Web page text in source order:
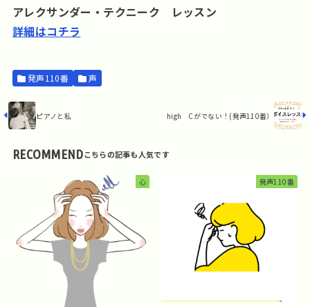
アレクサンダー・テクニーク レッスン
詳細はコチラ
発声110番 声
ピアノと私 high Cがでない！(発声110番）
RECOMMEND
心 発声110番